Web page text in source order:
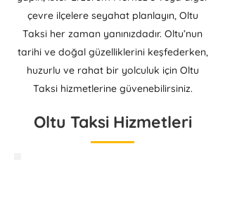
çevre ilçelere seyahat planlayın, Oltu
Taksi her zaman yanınızdadır. Oltu’nun
tarihi ve doğal güzelliklerini keşfederken,
huzurlu ve rahat bir yolculuk için Oltu
Taksi hizmetlerine güvenebilirsiniz.
Oltu Taksi Hizmetleri